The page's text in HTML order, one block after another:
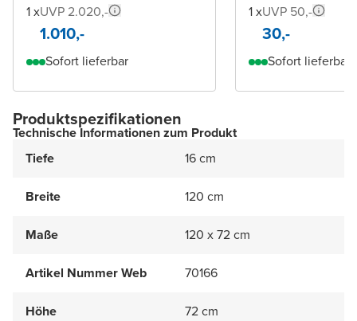
1 xUVP 2.020,-
1.010,-
Sofort lieferbar
1 xUVP 50,-
30,-
Sofort lieferbar
Produktspezifikationen
Technische Informationen zum Produkt
Tiefe
16 cm
Breite 120 cm
Maße 120 x 72 cm
Artikel Nummer Web 70166
Höhe 72 cm